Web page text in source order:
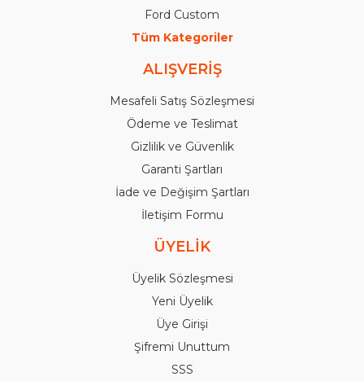
Ford Custom
Tüm Kategoriler
ALIŞVERİŞ
Mesafeli Satış Sözleşmesi
Ödeme ve Teslimat
Gizlilik ve Güvenlik
Garanti Şartları
İade ve Değişim Şartları
İletişim Formu
ÜYELİK
Üyelik Sözleşmesi
Yeni Üyelik
Üye Girişi
Şifremi Unuttum
SSS